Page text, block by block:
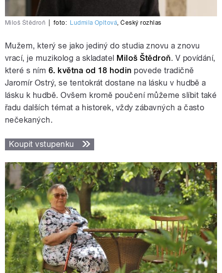
Miloš Štědroň foto: Ludmila Opltová,Český rozhlas
Mužem, který se jako jediný do studia znovu a znovu
vrací, je muzikolog a skladatel Miloš Štědroň. V povídání,
které s ním 6. května od 18 hodin povede tradičně
Jaromír Ostrý, se tentokrát dostane na lásku v hudbě a
lásku k hudbě. Ovšem kromě poučení můžeme slíbit také
řadu dalších témat a historek, vždy zábavných a často
nečekaných.
Koupit vstupenku